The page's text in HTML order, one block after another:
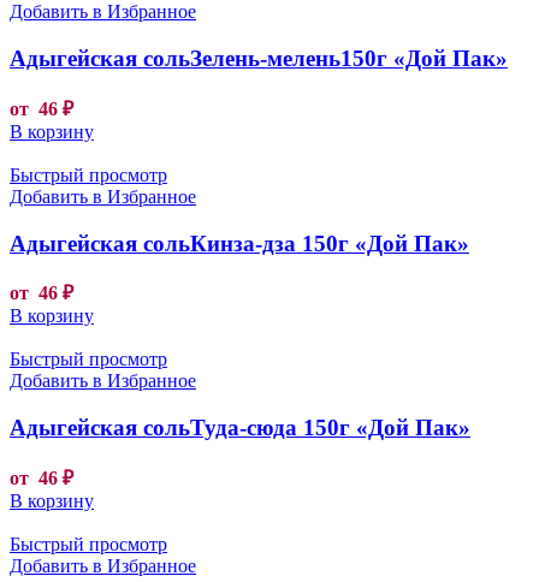
Добавить в Избранное
Адыгейская сольЗелень-мелень150г «Дой Пак»
от 46 ₽
В корзину
Быстрый просмотр
Добавить в Избранное
Адыгейская сольКинза-дза 150г «Дой Пак»
от 46 ₽
В корзину
Быстрый просмотр
Добавить в Избранное
Адыгейская сольТуда-сюда 150г «Дой Пак»
от 46 ₽
В корзину
Быстрый просмотр
Добавить в Избранное